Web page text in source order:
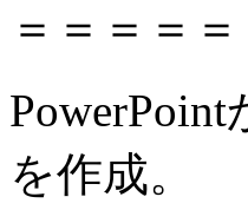
＝＝＝＝＝
を作成。